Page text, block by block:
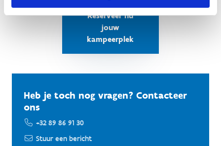
Reserveer nu
jouw
kampeerplek
Heb je toch nog vragen? Contacteer
ons
+32 89 86 91 30
Stuur een bericht